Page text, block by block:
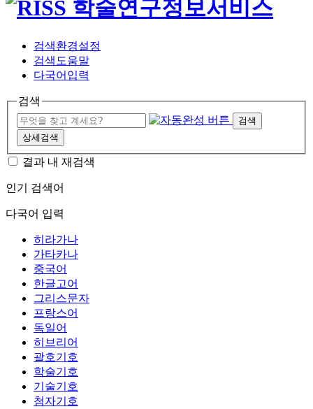
검색환경설정
검색도움말
다국어입력
검색
검색
상세검색
결과 내 재검색
인기 검색어
다국어 입력
히라가나
가타카나
중국어
한글고어
그리스문자
프랑스어
독일어
히브리어
괄호기호
학술기호
기술기호
첨자기호